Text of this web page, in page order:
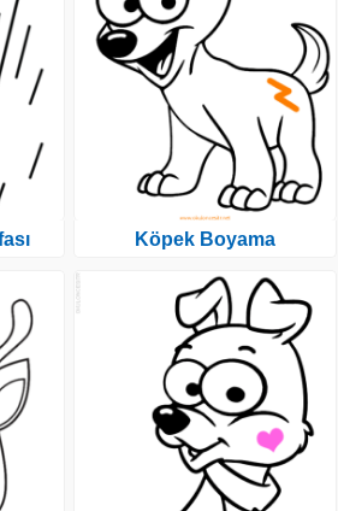
Köpek Boyama